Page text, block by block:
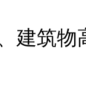
建筑